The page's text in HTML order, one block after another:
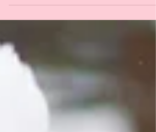
plus légers… Elle devient visible, mais aussi plus
amont, avec des gestes précis et une
compréhension des déséquilibres cutanés les
fréquents. Peau sèche, poils incarnés, kératose
pilaire, boutons post-épilation… Ces
problématiques sont souvent l